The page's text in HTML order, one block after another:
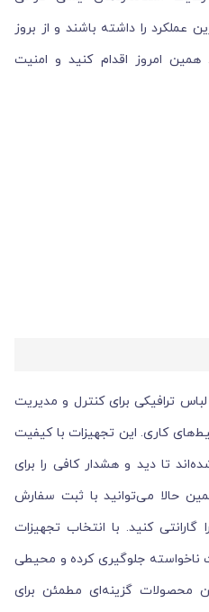
عملکرد را داشته باشند و از بروز
امروز اقدام کنید و امنیت
لباس ترافیکی برای کنترل و مدیریت
کاری. این تجهیزات با کیفیت
تا دید و هشدار کافی را برای
حالا می‌توانید با ثبت سفارش
کنید. با انتخاب تجهیزات
ناخواسته جلوگیری کرده و محیطی
محصولات گزینه‌ای مطمئن برای